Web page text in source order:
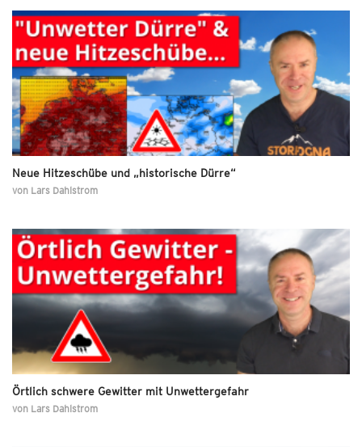
Neue Hitzeschübe und „historische Dürre“
von Lars Dahlstrom
Örtlich schwere Gewitter mit Unwettergefahr
von Lars Dahlstrom